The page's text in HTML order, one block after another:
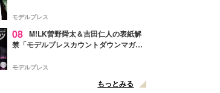
徴する“謎のキーワード”も
モデルプレス
08 M!LK曽野舜太＆吉田仁人の表紙解
禁「モデルプレスカウントダウンマガジ
モデルプレス
もっとみる